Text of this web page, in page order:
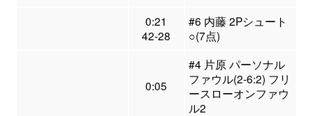
0:21
42-28
#6 内藤 2Pシュート
○(7点)
0:05
#4 片原 パーソナル
ファウル(2-6:2) フリ
ースローオンファウ
ル2